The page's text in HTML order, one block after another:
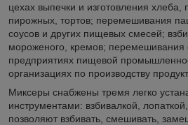
цехах выпечки и изготовления хлеба,
пирожных, тортов; перемешивания
соусов и других пищевых смесей;
мороженого, кремов;
предприятиях пищевой
организациях по производству
Миксеры снабжены тремя легко
инструментами: взбивалкой,
позволяют взбивать, смешивать,